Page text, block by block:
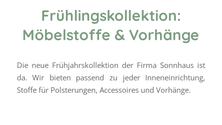
Frühlingskollektion:
Möbelstoffe & Vorhänge
Die neue Frühjahrskollektion der Firma Sonnhaus ist
da. Wir bieten passend zu jeder Inneneinrichtung,
Stoffe für Polsterungen, Accessoires und Vorhänge.